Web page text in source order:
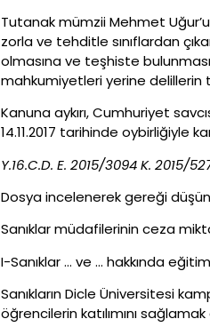
Tutanak mümzii Mehmet
zorla ve tehditle sınıflardan
olmasına ve teşhiste
mahkumiyetleri yerine delillerin
Kanuna aykırı, Cumhuriyet
14.11.2017 tarihinde oybirliğiyle
Y.16.C.D. E. 2015/3094 K. 2015/
Dosya incelenerek gereği
Sanıklar müdafilerinin ceza
I-Sanıklar … ve … hakkında
Sanıkların Dicle Üniversitesi
öğrencilerin katılımını